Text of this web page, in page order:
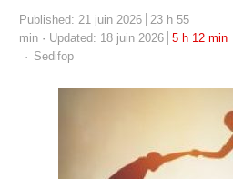
Published: 21 juin 2026
23 h 55
min
Updated: 18 juin 2026
5 h 12 min
Author
Sedifop